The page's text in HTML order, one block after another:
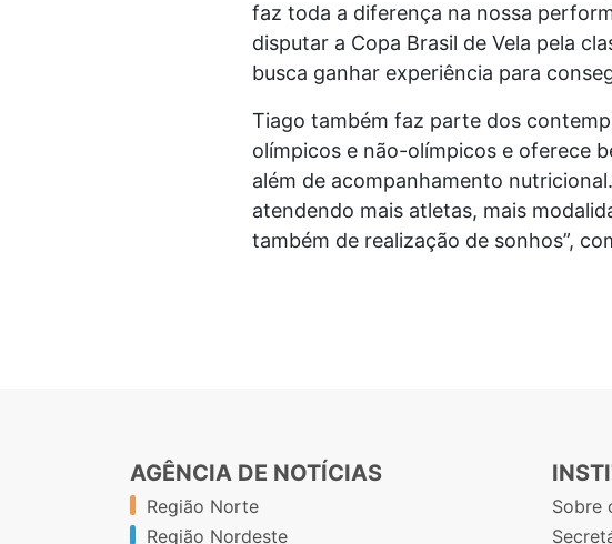
faz toda a diferença na nossa
disputar a Copa Brasil de Vela pela
busca ganhar experiência para
Tiago também faz parte dos
olímpicos e não-olímpicos e oferece
além de acompanhamento
atendendo mais atletas, mais
também de realização de sonhos”,
AGÊNCIA DE NOTÍCIAS
Região Norte
Região Nordeste
Sobre